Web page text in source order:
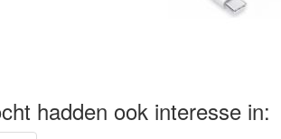
hadden ook interesse in: